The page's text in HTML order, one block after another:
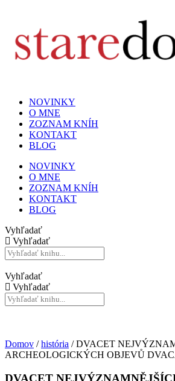
NOVINKY
O MNE
ZOZNAM KNÍH
KONTAKT
BLOG
NOVINKY
O MNE
ZOZNAM KNÍH
KONTAKT
BLOG
Vyhľadať
Vyhľadať
Vyhľadať
Vyhľadať
Domov /história / DVACET
ARCHEOLOGICKÝCH OBJEVŮ
DVACET